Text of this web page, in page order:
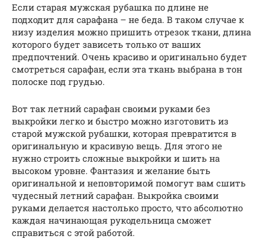
Если старая мужская рубашка по длине не
подходит для сарафана – не беда. В таком случае к
низу изделия можно пришить отрезок ткани, длина
которого будет зависеть только от ваших
предпочтений. Очень красиво и оригинально будет
смотреться сарафан, если эта ткань выбрана в тон
полоске под грудью.
Вот так летний сарафан своими руками без
выкройки легко и быстро можно изготовить из
старой мужской рубашки, которая превратится в
оригинальную и красивую вещь. Для этого не
нужно строить сложные выкройки и шить на
высоком уровне. Фантазия и желание быть
оригинальной и неповторимой помогут вам сшить
чудесный летний сарафан. Выкройка своими
руками делается настолько просто, что абсолютно
каждая начинающая рукодельница сможет
справиться с этой работой.